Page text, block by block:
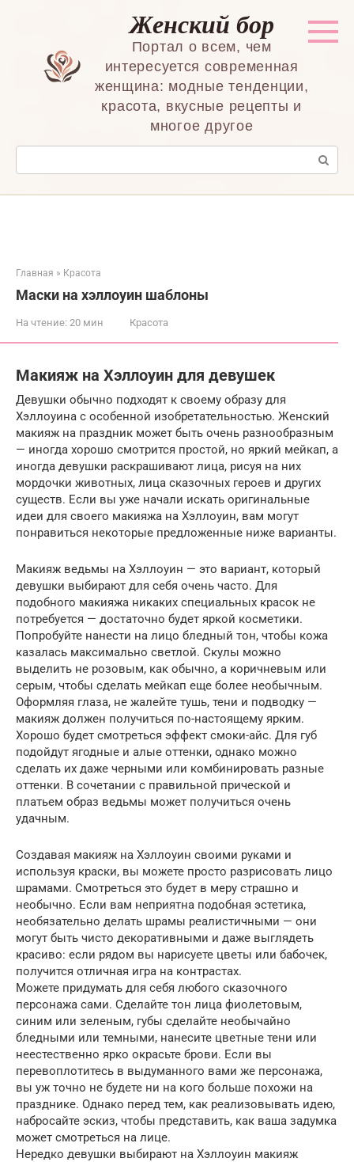
Женский бор
Портал о всем, чем
интересуется современная
женщина: модные тенденции,
красота, вкусные рецепты и
многое другое
Поиск:
Главная » Красота
Маски на хэллоуин шаблоны
На чтение: 20 мин Красота
Макияж на Хэллоуин для девушек
Девушки обычно подходят к своему образу для
Хэллоуина с особенной изобретательностью. Женский
макияж на праздник может быть очень разнообразным
— иногда хорошо смотрится простой, но яркий мейкап, а
иногда девушки раскрашивают лица, рисуя на них
мордочки животных, лица сказочных героев и других
существ. Если вы уже начали искать оригинальные
идеи для своего макияжа на Хэллоуин, вам могут
понравиться некоторые предложенные ниже варианты.
Макияж ведьмы на Хэллоуин — это вариант, который
девушки выбирают для себя очень часто. Для
подобного макияжа никаких специальных красок не
потребуется — достаточно будет яркой косметики.
Попробуйте нанести на лицо бледный тон, чтобы кожа
казалась максимально светлой. Скулы можно
выделить не розовым, как обычно, а коричневым или
серым, чтобы сделать мейкап еще более необычным.
Оформляя глаза, не жалейте тушь, тени и подводку —
макияж должен получиться по-настоящему ярким.
Хорошо будет смотреться эффект смоки-айс. Для губ
подойдут ягодные и алые оттенки, однако можно
сделать их даже черными или комбинировать разные
оттенки. В сочетании с правильной прической и
платьем образ ведьмы может получиться очень
удачным.
Создавая макияж на Хэллоуин своими руками и
используя краски, вы можете просто разрисовать лицо
шрамами. Смотреться это будет в меру страшно и
необычно. Если вам неприятна подобная эстетика,
необязательно делать шрамы реалистичными — они
могут быть чисто декоративными и даже выглядеть
красиво: если рядом вы нарисуете цветы или бабочек,
получится отличная игра на контрастах.
Можете придумать для себя любого сказочного
персонажа сами. Сделайте тон лица фиолетовым,
синим или зеленым, губы сделайте необычайно
бледными или темными, нанесите цветные тени или
неестественно ярко окрасьте брови. Если вы
перевоплотитесь в выдуманного вами же персонажа,
вы уж точно не будете ни на кого больше похожи на
празднике. Однако перед тем, как реализовывать идею,
набросайте эскиз, чтобы представить, как ваша задумка
может смотреться на лице.
Нередко девушки выбирают на Хэллоуин макияж